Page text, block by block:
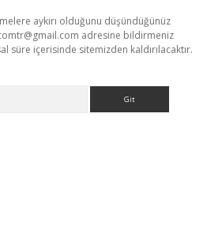
aykırı olduğunu düşündüğünüz
adresine bildirmeniz
süre içerisinde sitemizden kaldırılacaktır.